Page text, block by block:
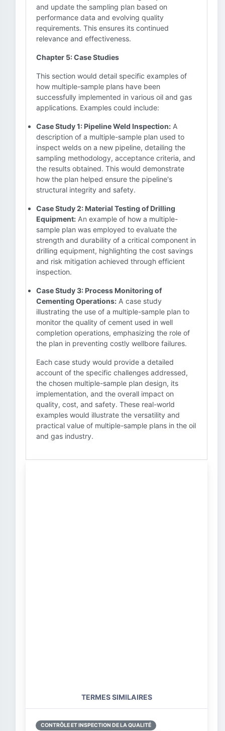
and update the sampling plan based on
performance data and evolving quality
requirements. This ensures its continued
relevance and effectiveness.
Chapter 5: Case Studies
This section would detail specific examples of
how multiple-sample plans have been
successfully implemented in various oil and gas
applications. Examples could include:
Case Study 1: Pipeline Weld Inspection: A
description of a multiple-sample plan used to
inspect welds on a new pipeline, detailing the
sampling methodology, acceptance criteria, and
the results obtained. This would demonstrate
how the plan helped ensure the pipeline's
structural integrity and safety.
Case Study 2: Material Testing of Drilling
Equipment: An example of how a multiple-
sample plan was employed to evaluate the
strength and durability of a critical component in
drilling equipment, highlighting the cost savings
and risk mitigation achieved through efficient
inspection.
Case Study 3: Process Monitoring of
Cementing Operations: A case study
illustrating the use of a multiple-sample plan to
monitor the quality of cement used in well
completion operations, emphasizing the role of
the plan in preventing costly wellbore failures.
Each case study would provide a detailed
account of the specific challenges addressed,
the chosen multiple-sample plan design, its
implementation, and the overall impact on
quality, cost, and safety. These real-world
examples would illustrate the versatility and
practical value of multiple-sample plans in the oil
and gas industry.
TERMES SIMILAIRES
CONTRÔLE ET INSPECTION DE LA QUALITÉ